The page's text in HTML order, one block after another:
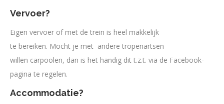
Vervoer?
Eigen vervoer of met de trein is heel makkelijk
te bereiken. Mocht je met andere tropenartsen
willen carpoolen, dan is het handig dit t.z.t. via de Facebook-
pagina te regelen.
Accommodatie?